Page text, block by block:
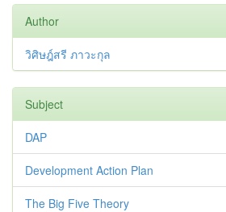
Author
วิศิษฎ์สรี ภาวะกุล
Subject
DAP
Development Action Plan
The Big Five Theory